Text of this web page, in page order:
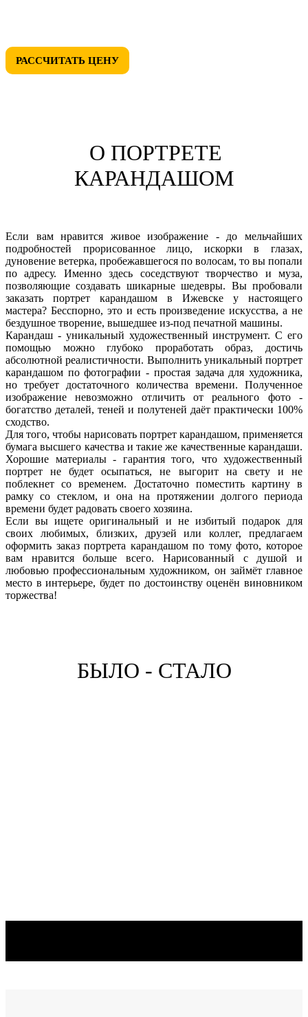
РАССЧИТАТЬ ЦЕНУ
О ПОРТРЕТЕ
КАРАНДАШОМ
Если вам нравится живое изображение - до мельчайших
подробностей прорисованное лицо, искорки в глазах,
дуновение ветерка, пробежавшегося по волосам, то вы попали
по адресу. Именно здесь соседствуют творчество и муза,
позволяющие создавать шикарные шедевры. Вы пробовали
заказать портрет карандашом в Ижевске у настоящего
мастера? Бесспорно, это и есть произведение искусства, а не
бездушное творение, вышедшее из-под печатной машины.
Карандаш - уникальный художественный инструмент. С его
помощью можно глубоко проработать образ, достичь
абсолютной реалистичности. Выполнить уникальный портрет
карандашом по фотографии - простая задача для художника,
но требует достаточного количества времени. Полученное
изображение невозможно отличить от реального фото -
богатство деталей, теней и полутеней даёт практически 100%
сходство.
Для того, чтобы нарисовать портрет карандашом, применяется
бумага высшего качества и такие же качественные карандаши.
Хорошие материалы - гарантия того, что художественный
портрет не будет осыпаться, не выгорит на свету и не
поблекнет со временем. Достаточно поместить картину в
рамку со стеклом, и она на протяжении долгого периода
времени будет радовать своего хозяина.
Если вы ищете оригинальный и не избитый подарок для
своих любимых, близких, друзей или коллег, предлагаем
оформить заказ портрета карандашом по тому фото, которое
вам нравится больше всего. Нарисованный с душой и
любовью профессиональным художником, он займёт главное
место в интерьере, будет по достоинству оценён виновником
торжества!
БЫЛО - СТАЛО